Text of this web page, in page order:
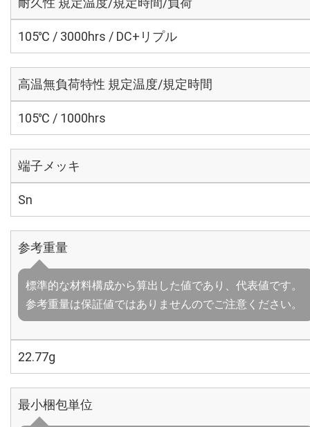
105℃ / 3000hrs / DC+リプル
高温無負荷特性 規定温度/規定時間
105℃ / 1000hrs
端子メッキ
Sn
参考重量
標準的な材料構成から算出した値であり、代表値です。
参考重量は保証値ではありませんのでご注意ください。
22.77g
最小梱包単位